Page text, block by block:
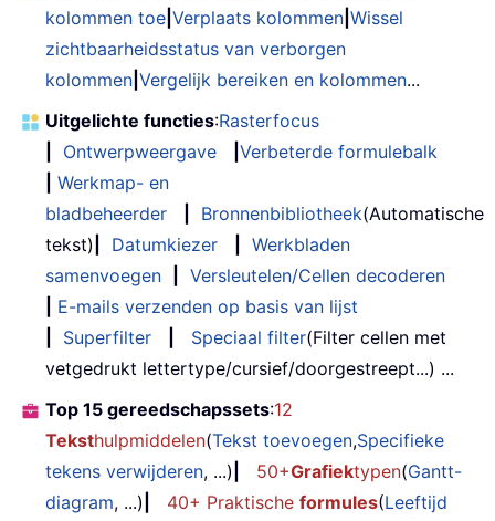
kolommen toe Verplaats kolommen Wissel
zichtbaarheidsstatus van verborgen
kolommen Vergelijk bereiken en kolommen...
Uitgelichte functies:Rasterfocus
Ontwerpweergave
Verbeterde formulebalk
Werkmap- en
bladbeheerder
Bronnenbibliotheek(Automatische
tekst)
Datumkiezer
Werkbladen
samenvoegen
Versleutelen/Cellen decoderen
E-mails verzenden op basis van lijst
Superfilter Speciaal filter(Filter cellen met
vetgedrukt lettertype/cursief/doorgestreept...) ...
Top 15 gereedschapssets:12
Teksthulpmiddelen(Tekst toevoegen,Specifieke
tekens verwijderen, ...) 50+Grafiektypen(Gantt-
diagram, ...) 40+ Praktische formules(Leeftijd